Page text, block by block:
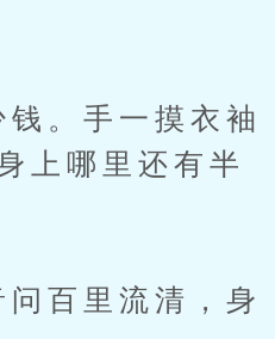
。手一摸衣袖
上哪里还有半
百里流清，身